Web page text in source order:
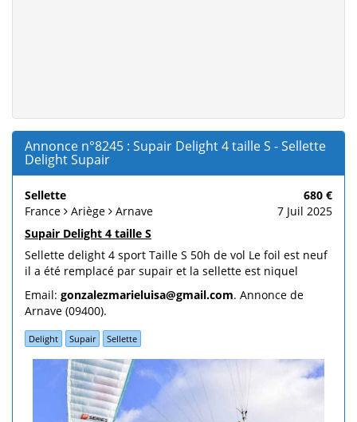
Annonce n°8245 : Supair Delight 4 taille S - Sellette
Delight Supair
Sellette
680 €
France
Ariège Arnave
7 Juil 2025
Supair Delight 4 taille S
Sellette delight 4 sport Taille S 50h de vol Le foil est neuf
il a été remplacé par supair et la sellette est niquel
Email: gonzalezmarieluisa@gmail.com. Annonce de
Arnave (09400).
Delight Supair Sellette